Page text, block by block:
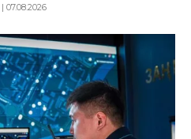
| 07.08.2026